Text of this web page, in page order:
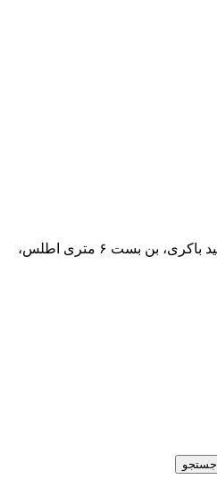
تبریز، محله ائل گولی، بلوار شهید باکری، بن بست ۶ متری اطلس،
جستجو